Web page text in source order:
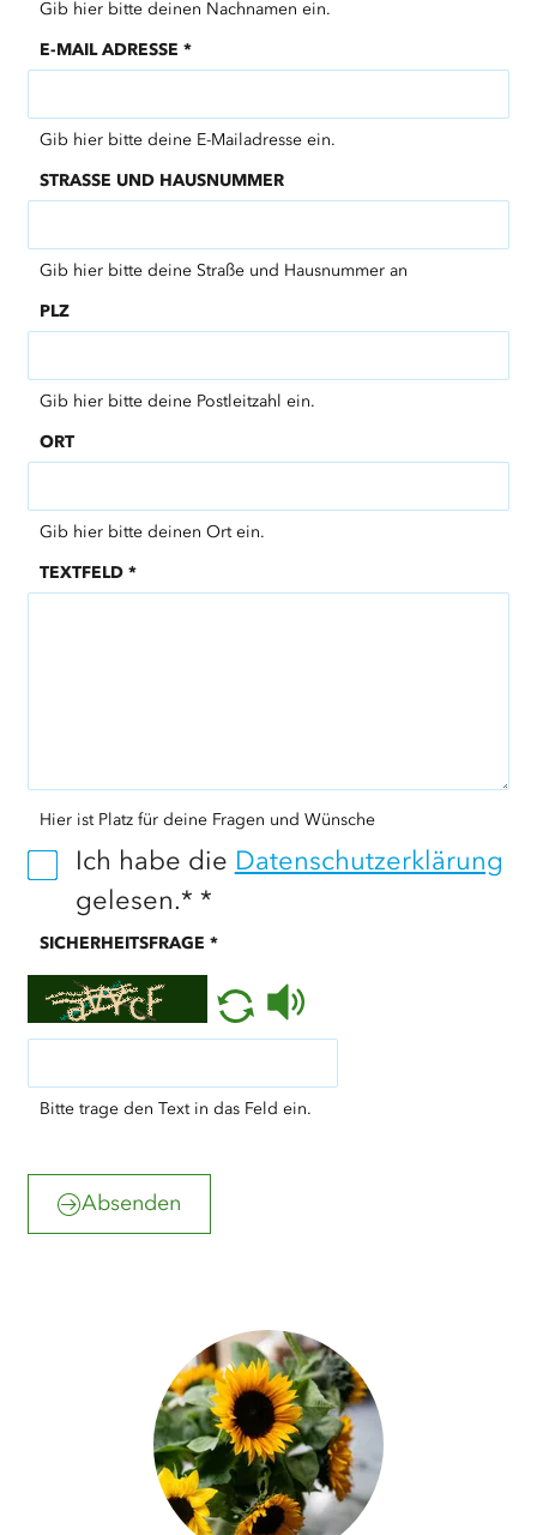
Gib hier bitte deinen Nachnamen ein.
E-MAIL ADRESSE *
Gib hier bitte deine E-Mailadresse ein.
STRASSE UND HAUSNUMMER
Gib hier bitte deine Straße und Hausnummer an
PLZ
Gib hier bitte deine Postleitzahl ein.
ORT
Gib hier bitte deinen Ort ein.
TEXTFELD *
Hier ist Platz für deine Fragen und Wünsche
Ich habe die Datenschutzerklärung
gelesen.* *
SICHERHEITSFRAGE *
Bitte trage den Text in das Feld ein.
Absenden